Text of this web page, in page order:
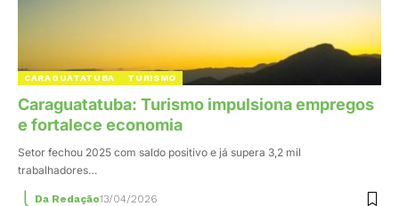
CARAGUATATUBA TURISMO
Caraguatatuba: Turismo impulsiona empregos
e fortalece economia
Setor fechou 2025 com saldo positivo e já supera 3,2 mil
trabalhadores…
Da Redação13/04/2026